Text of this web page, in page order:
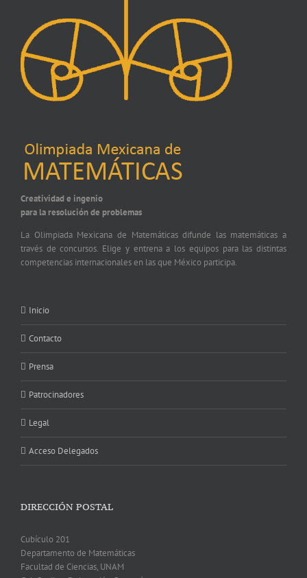
Creatividad e ingenio
para la resolución de problemas
La Olimpiada Mexicana de Matemáticas difunde las matemáticas a
través de concursos. Elige y entrena a los equipos para las distintas
competencias internacionales en las que México participa.
Inicio
Contacto
Prensa
Patrocinadores
Legal
Acceso Delegados
DIRECCIÓN POSTAL
Cubículo 201
Departamento de Matemáticas
Facultad de Ciencias, UNAM